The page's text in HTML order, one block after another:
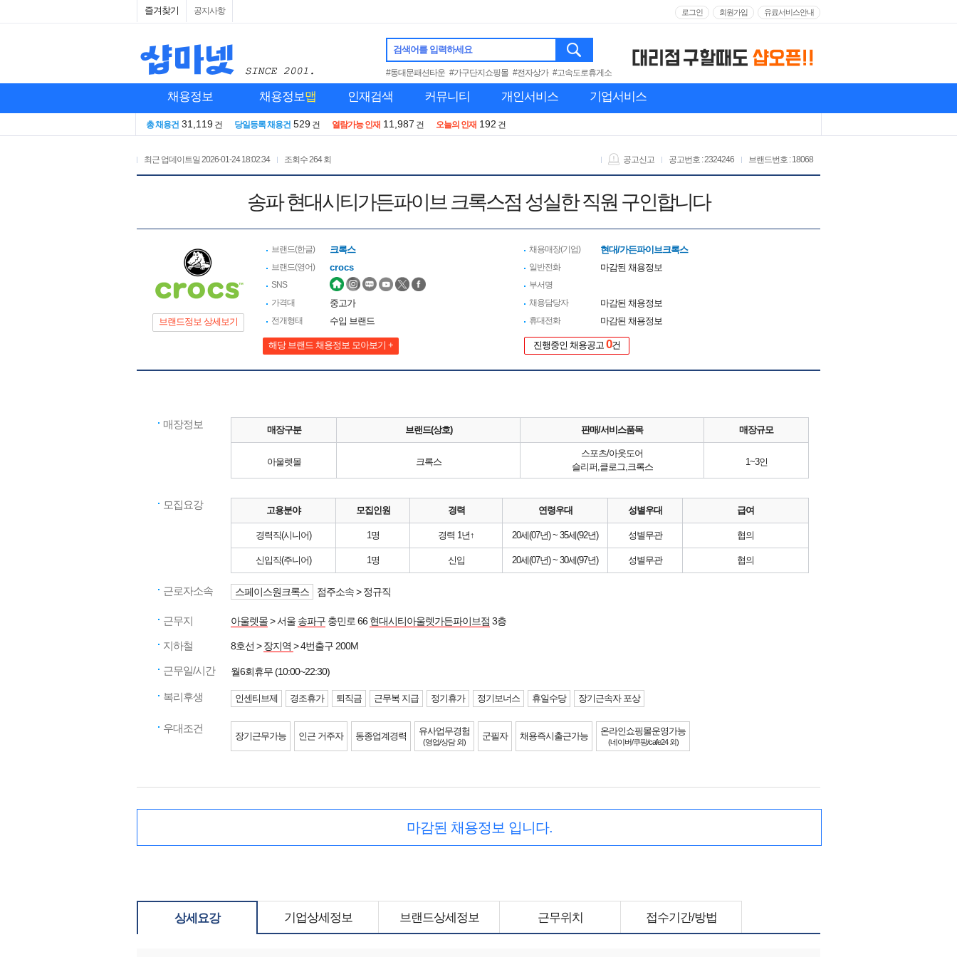
즐겨찾기 공지사항 로그인 회원가입 유료서비스안내
검색어를 입력하세요
#동대문패션타운 #가구단지쇼핑몰 #전자상가 #고속도로휴게소
채용정보 채용정보맵 인재검색 커뮤니티 개인서비스 기업서비스
총 채용건 31,119 건 당일등록 채용건 529 건 열람가능 인재 11,987 건 오늘의 인재 192 건
최근 업데이트일 2026-01-24 18:02:34 조회수264 회 브랜드번호 : 18068
공고번호 : 2324246
공고신고
송파 현대시티가든파이브 크록스점 성실한 직원 구인합니다
브랜드정보 상세보기
브랜드(한글) 크록스
브랜드(영어) crocs
SNS
가격대
중고가
전개형태 수입 브랜드
해당 브랜드 채용정보 모아보기 +
채용매장(기업) 현대/가든파이브크록스
일반전화 마감된 채용정보
부서명
채용담당자
마감된 채용정보
휴대전화 마감된 채용정보
진행중인 채용공고 0건
매장정보 매장구분 브랜드(상호) 판매/서비스품목 매장규모
아울렛몰 크록스
스포츠/아웃도어
슬리퍼,클로그,크록스
1~3인
모집요강 고용분야 모집인원 경력 연령우대 성별우대 급여
경력직(시니어) 1명 경력 1년↑ 20세(07년) ~ 35세(92년) 성별무관 협의
신입직(주니어) 1명 신입 20세(07년) ~ 30세(97년) 성별무관 협의
근로자소속 스페이스원크록스 점주소속 > 정규직
근무지 아울렛몰> 서울 송파구 충민로 66 현대시티아울렛가든파이브점 3층
지하철 8호선 >장지역 > 4번출구 200M
근무일/시간 월6회휴무 (10:00~22:30)
복리후생 인센티브제 경조휴가 퇴직금 근무복 지급 정기휴가 정기보너스 휴일수당 장기근속자 포상
우대조건
장기근무가능 인근 거주자 동종업계경력 유사업무경험
(영업/상담 외)
군필자 채용즉시출근가능 온라인쇼핑몰운영가능
(네이버/쿠팡/cafe24 외)
마감된 채용정보 입니다.
상세요강 기업상세정보 브랜드상세정보 근무위치 접수기간/방법